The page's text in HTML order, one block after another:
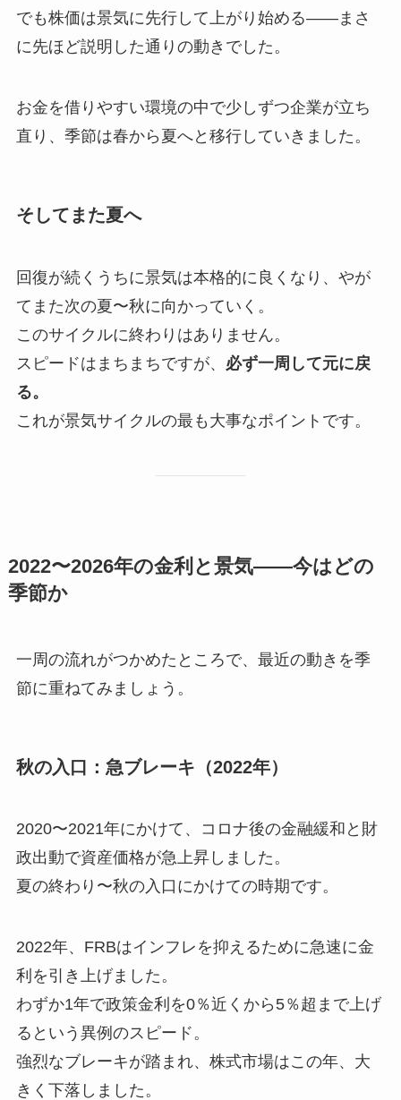
でも株価は景気に先行して上がり始める——まさ
に先ほど説明した通りの動きでした。
お金を借りやすい環境の中で少しずつ企業が立ち
直り、季節は春から夏へと移行していきました。
そしてまた夏へ
回復が続くうちに景気は本格的に良くなり、やが
てまた次の夏〜秋に向かっていく。
このサイクルに終わりはありません。
スピードはまちまちですが、 必ず一周して元に戻
る。
これが景気サイクルの最も大事なポイントです。
2022〜2026年の金利と景気——今はどの
季節か
一周の流れがつかめたところで、最近の動きを季
節に重ねてみましょう。
秋の入口：急ブレーキ（2022年）
2020〜2021年にかけて、コロナ後の金融緩和と財
政出動で資産価格が急上昇しました。
夏の終わり〜秋の入口にかけての時期です。
2022年、FRBはインフレを抑えるために急速に金
利を引き上げました。
わずか1年で政策金利を0％近くから5％超まで上げ
るという異例のスピード。
強烈なブレーキが踏まれ、株式市場はこの年、大
きく下落しました。